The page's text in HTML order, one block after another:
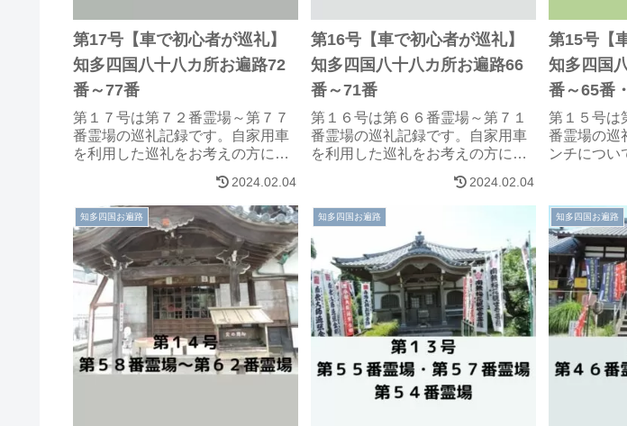
第17号【車で初心者が巡礼】
知多四国八十八カ所お遍路72
番～77番
第１７号は第７２番霊場～第７７
番霊場の巡礼記録です。自家用車
を利用した巡礼をお考えの方に参
2024.02.04
第16号【車で初心者が巡礼】
知多四国八十八カ所お遍路66
番～71番
第１６号は第６６番霊場～第７１
番霊場の巡礼記録です。自家用車
を利用した巡礼をお考えの方に参
2024.02.04
第15号【
知多四国
番～65番
第１５号は
番霊場の巡
ンチについ
の方に参
知多四国お遍路 知多四国お遍路 知多四国お遍路